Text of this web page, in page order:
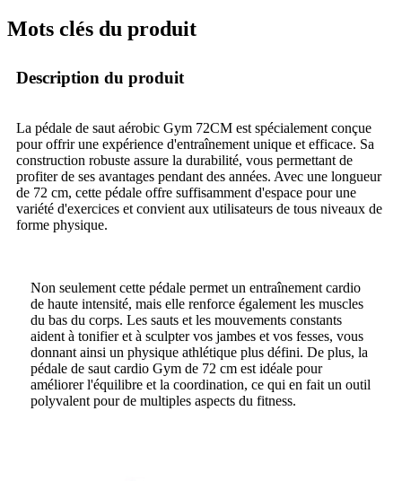
Mots clés du produit
Description du produit
La pédale de saut aérobic Gym 72CM est spécialement conçue
pour offrir une expérience d'entraînement unique et efficace. Sa
construction robuste assure la durabilité, vous permettant de
profiter de ses avantages pendant des années. Avec une longueur
de 72 cm, cette pédale offre suffisamment d'espace pour une
variété d'exercices et convient aux utilisateurs de tous niveaux de
forme physique.
Non seulement cette pédale permet un entraînement cardio
de haute intensité, mais elle renforce également les muscles
du bas du corps. Les sauts et les mouvements constants
aident à tonifier et à sculpter vos jambes et vos fesses, vous
donnant ainsi un physique athlétique plus défini. De plus, la
pédale de saut cardio Gym de 72 cm est idéale pour
améliorer l'équilibre et la coordination, ce qui en fait un outil
polyvalent pour de multiples aspects du fitness.